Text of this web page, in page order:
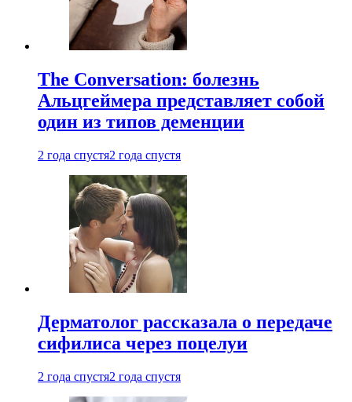
The Conversation: болезнь
Альцгеймера представляет собой
один из типов деменции
2 года спустя2 года спустя
Дерматолог рассказала о передаче
сифилиса через поцелуи
2 года спустя2 года спустя